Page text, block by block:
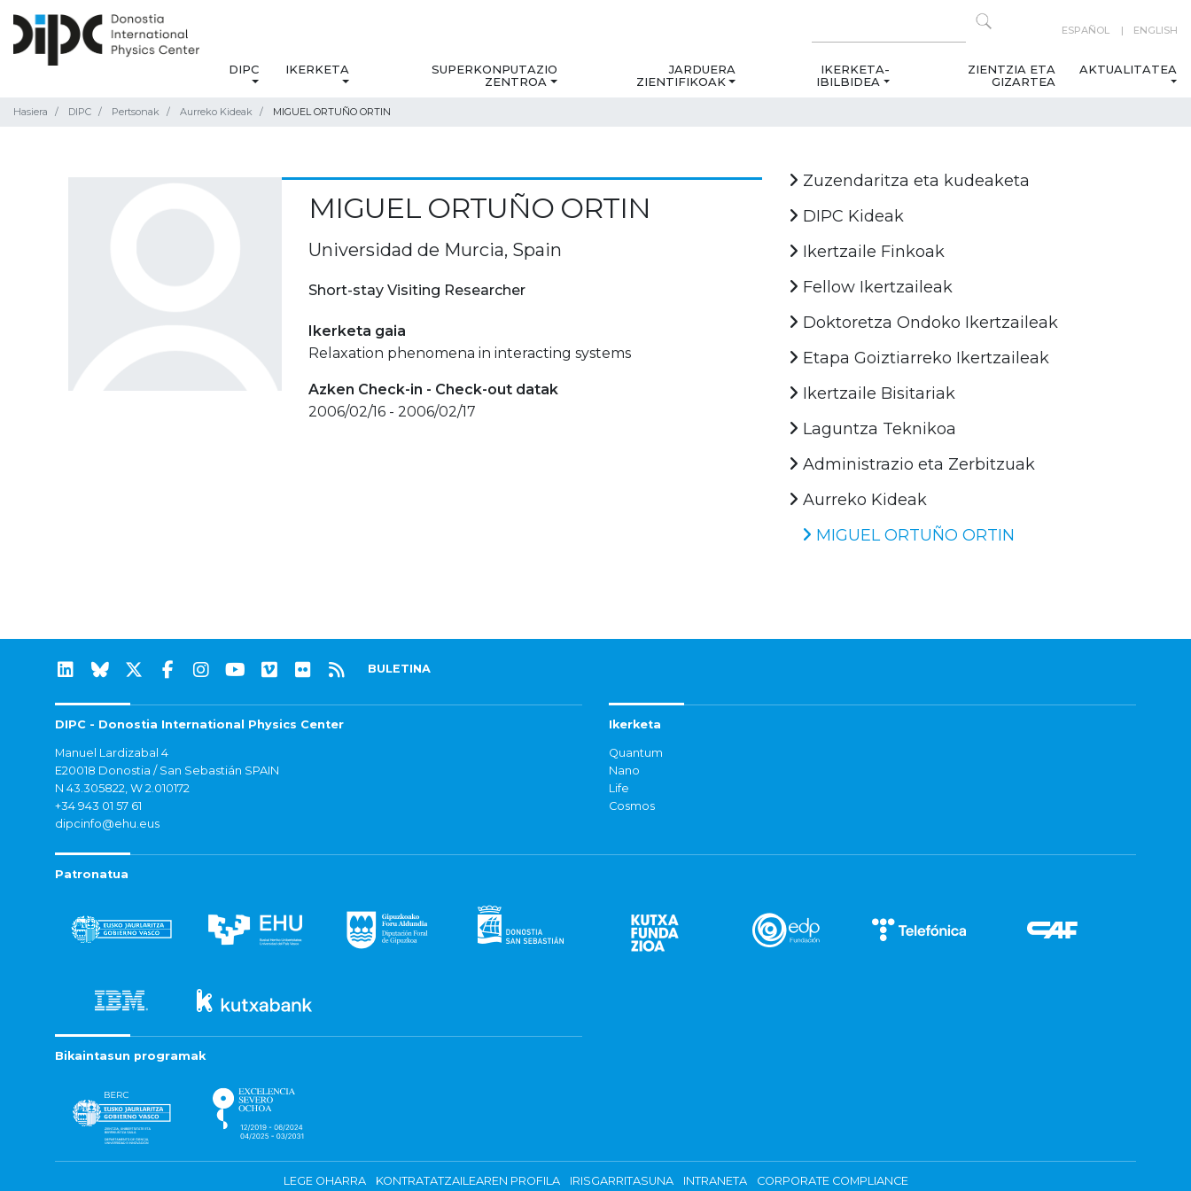
ESPAÑOL ENGLISH
DIPC IKERKETA
SUPERKONPUTAZIO
ZENTROA
JARDUERA
ZIENTIFIKOAK
IKERKETA-
IBILBIDEA
ZIENTZIA ETA
GIZARTEA
AKTUALITATEA
Hasiera DIPC Pertsonak Aurreko Kideak MIGUEL ORTUÑO ORTIN
MIGUEL ORTUÑO ORTIN
Universidad de Murcia, Spain
Short-stay Visiting Researcher
Ikerketa gaia
Relaxation phenomena in interacting systems
Azken Check-in - Check-out datak
2006/02/16 - 2006/02/17
Zuzendaritza eta kudeaketa
DIPC Kideak
Ikertzaile Finkoak
Fellow Ikertzaileak
Doktoretza Ondoko Ikertzaileak
Etapa Goiztiarreko Ikertzaileak
Ikertzaile Bisitariak
Laguntza Teknikoa
Administrazio eta Zerbitzuak
Aurreko Kideak
MIGUEL ORTUÑO ORTIN
BULETINA
DIPC - Donostia International Physics Center
Manuel Lardizabal 4
E20018 Donostia / San Sebastián SPAIN
N 43.305822, W 2.010172
+34 943 01 57 61
dipcinfo@ehu.eus
Ikerketa
Quantum
Nano
Life
Cosmos
Patronatua
Bikaintasun programak
LEGE OHARRA KONTRATATZAILEAREN PROFILA IRISGARRITASUNA INTRANETA CORPORATE COMPLIANCE